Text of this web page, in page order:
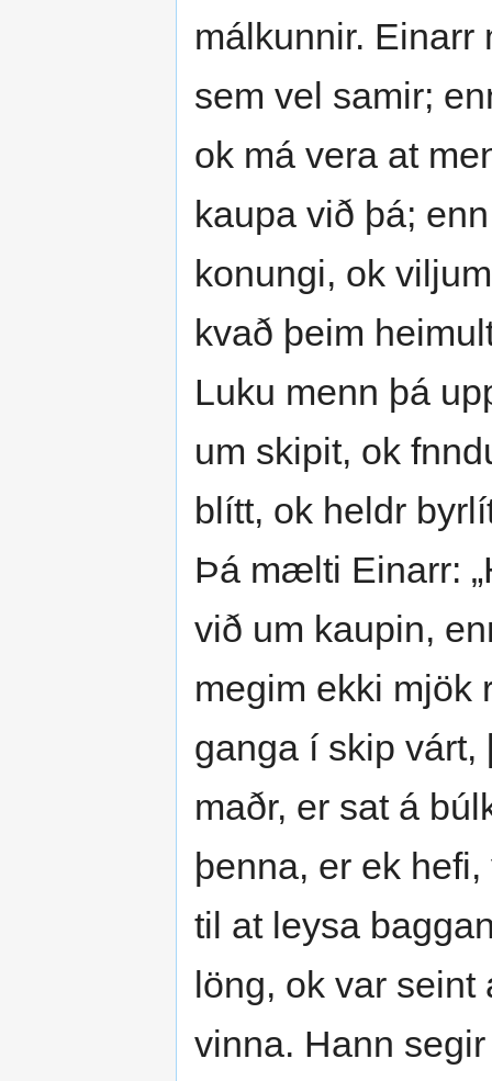
málkunnir. Einarr
sem vel samir;
ok má vera at
kaupa við þá;
konungi, ok
kvað þeim
Luku menn þá
um skipit, ok
blítt, ok heldr
Þá mælti Einarr:
við um kaupin,
megim ekki mjök
ganga í skip
maðr, er sat á
þenna, er ek
til at leysa
löng, ok var
vinna. Hann